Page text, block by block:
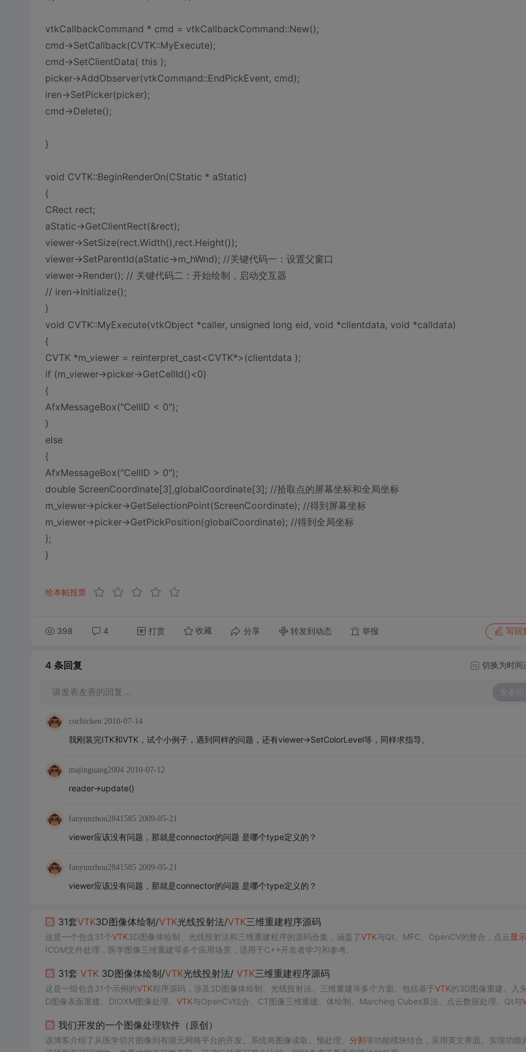
vtkCallbackCommand * cmd = vtkCallbackCommand::New();
cmd->SetCallback(CVTK::MyExecute);
cmd->SetClientData( this );
picker->AddObserver(vtkCommand::EndPickEvent, cmd);
iren->SetPicker(picker);
cmd->Delete();
}
void CVTK::BeginRenderOn(CStatic * aStatic)
{
CRect rect;
aStatic->GetClientRect(&rect);
viewer->SetSize(rect.Width(),rect.Height());
viewer->SetParentId(aStatic->m_hWnd); //关键代码一：设置父窗口
viewer->Render(); // 关键代码二：开始绘制，启动交互器
// iren->Initialize();
}
void CVTK::MyExecute(vtkObject *caller, unsigned long eid, void *clientdata, void *calldata)
{
CVTK *m_viewer = reinterpret_cast<CVTK*>(clientdata );
if (m_viewer->picker->GetCellId()<0)
{
AfxMessageBox("CellID < 0");
}
else
{
AfxMessageBox("CellID > 0");
double ScreenCoordinate[3],globalCoordinate[3]; //拾取点的屏幕坐标和全局坐标
m_viewer->picker->GetSelectionPoint(ScreenCoordinate); //得到屏幕坐标
m_viewer->picker->GetPickPosition(globalCoordinate); //得到全局坐标
};
}
给本帖投票
398 4 打赏 收藏 分享 转发到动态 举报 写回
4 条回复 切换为时间
请发表友善的回复… 发表回
cochicken 2010-07-14
我刚装完ITK和VTK，试个小例子，遇到同样的问题，还有viewer->SetColorLevel等，同样求指导。
majinguang2004 2010-07-12
reader->update()
fanyunzhou2841585 2009-05-21
viewer应该没有问题，那就是connector的问题 是哪个type定义的？
fanyunzhou2841585 2009-05-21
viewer应该没有问题，那就是connector的问题 是哪个type定义的？
31套VTK3D图像体绘制/VTK光线投射法/VTK三维重建程序源码
这是一个包含31个VTK3D图像体绘制、光线投射法和三维重建程序的源码合集，涵盖了VTK与Qt、MFC、OpenCV的整合，点云显示
ICOM文件处理，医学图像三维重建等多个应用场景，适用于C++开发者学习和参考。
31套 VTK3D图像体绘制/VTK光线投射法/ VTK三维重建程序源码
这是一组包含31个示例的VTK程序源码，涉及3D图像体绘制、光线投射法、三维重建等多个方面。包括基于VTK的3D图像重建、人
D图像表面重建、DIOXM图像处理、 VTK与OpenCV结合、CT图像三维重建、体绘制、Marching Cubes算法、点云数据处理、Qt与
我们开发的一个图像处理软件（原创）
该博客介绍了从医学切片图像到有限元网格平台的开发。系统将图像读取、预处理、 分割等功能模块结合，采用英文界面。实现功能